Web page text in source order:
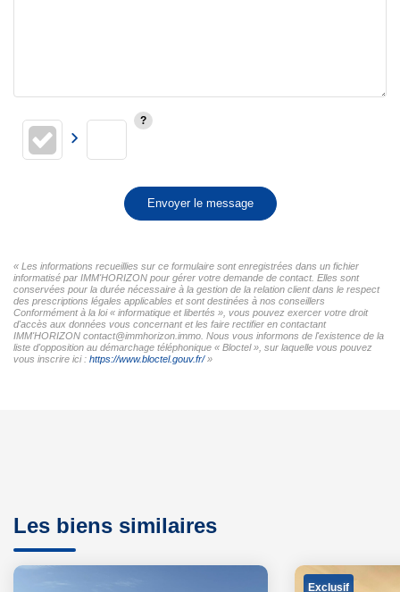
Envoyer le message
« Les informations recueillies sur ce formulaire sont enregistrées dans un fichier
informatisé par IMM'HORIZON pour gérer votre demande de contact. Elles sont
conservées pour la durée nécessaire à la gestion de la relation client dans le respect
des prescriptions légales applicables et sont destinées à nos conseillers
Conformément à la loi « informatique et libertés », vous pouvez exercer votre droit
d'accès aux données vous concernant et les faire rectifier en contactant
IMM'HORIZON contact@immhorizon.immo. Nous vous informons de l'existence de la
liste d'opposition au démarchage téléphonique « Bloctel », sur laquelle vous pouvez
vous inscrire ici : https://www.bloctel.gouv.fr/»
Les biens similaires
Exclusif